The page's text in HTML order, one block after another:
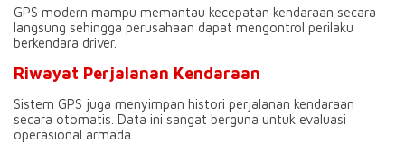
GPS modern mampu memantau kecepatan kendaraan secara
langsung sehingga perusahaan dapat mengontrol perilaku
berkendara driver.
Riwayat Perjalanan Kendaraan
Sistem GPS juga menyimpan histori perjalanan kendaraan
secara otomatis. Data ini sangat berguna untuk evaluasi
operasional armada.